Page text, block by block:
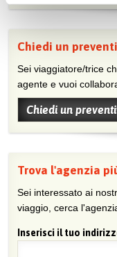
Chiedi un
Sei viaggiatore/trice che non trova un’agenzia vicina o sei
agente e vuoi
Chiedi un
Trova l'agenzia
Sei interessato ai
viaggio, cerca
Inserisci il tuo